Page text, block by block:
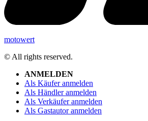
motowert
© All rights reserved.
ANMELDEN
Als Käufer anmelden
Als Händler anmelden
Als Verkäufer anmelden
Als Gastautor anmelden